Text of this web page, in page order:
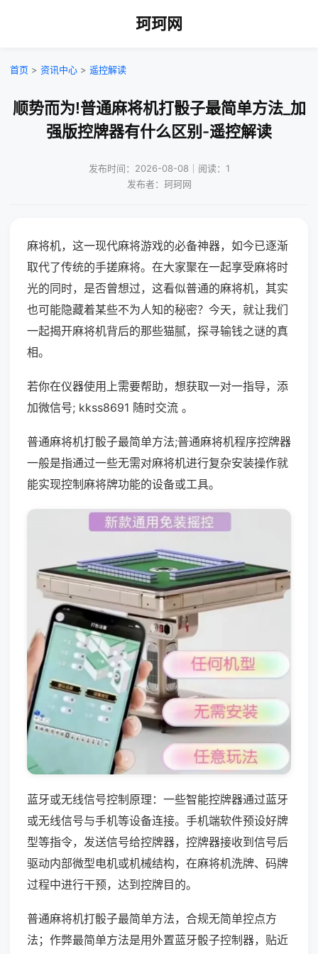
珂珂网
首页 > 资讯中心 > 遥控解读
顺势而为!普通麻将机打骰子最简单方法_加
强版控牌器有什么区别-遥控解读
发布时间：2026-08-08｜阅读：1
发布者：珂珂网
麻将机，这一现代麻将游戏的必备神器，如今已逐渐
取代了传统的手搓麻将。在大家聚在一起享受麻将时
光的同时，是否曾想过，这看似普通的麻将机，其实
也可能隐藏着某些不为人知的秘密？今天，就让我们
一起揭开麻将机背后的那些猫腻，探寻输钱之谜的真
相。
若你在仪器使用上需要帮助，想获取一对一指导，添
加微信号; kkss8691 随时交流 。
普通麻将机打骰子最简单方法;普通麻将机程序控牌器
一般是指通过一些无需对麻将机进行复杂安装操作就
能实现控制麻将牌功能的设备或工具。
蓝牙或无线信号控制原理：一些智能控牌器通过蓝牙
或无线信号与手机等设备连接。手机端软件预设好牌
型等指令，发送信号给控牌器，控牌器接收到信号后
驱动内部微型电机或机械结构，在麻将机洗牌、码牌
过程中进行干预，达到控牌目的。
普通麻将机打骰子最简单方法，合规无简单控点方
法；作弊最简单方法是用外置蓝牙骰子控制器，贴近